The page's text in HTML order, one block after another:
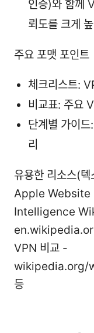
인증)와 함께
뢰도를 크게
주요 포맷 포인트
체크리스트:
비교표: 주요
단계별 가이
리
유용한 리소스(
Apple
Intelligence
VPN 비교 -
wikipedia.org/
등